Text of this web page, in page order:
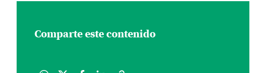
Comparte este contenido